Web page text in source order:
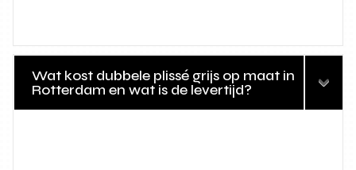
Wat kost dubbele plissé grijs op maat in
Rotterdam en wat is de levertijd?